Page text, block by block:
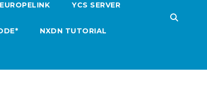
EUROPELINK YCS SERVER
NXDN TUTORIAL